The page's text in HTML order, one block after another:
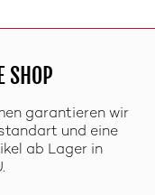
SHOP
garantieren wir
und eine
ab Lager in